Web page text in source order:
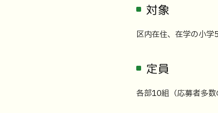
対象
区内在住、在学の小
定員
各部10組（応募者多